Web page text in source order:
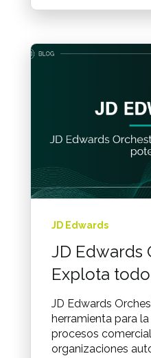
JD Edwards
JD Edwards
Explota
JD Edwards
herramienta para
procesos
organizaciones